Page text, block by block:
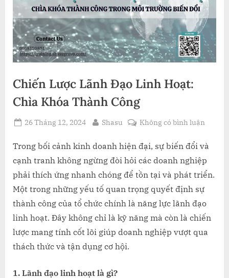
Chiến Lược Lãnh Đạo Linh Hoạt:
Chìa Khóa Thành Công
Posted
26 Tháng 12, 2024 By
Shasu Không có bình luậnở
Lược
Đạo
Linh
Hoạt:
Chìa
Khóa
Trong bối cảnh kinh doanh hiện đại, sự biến đổi và
cạnh tranh không ngừng đòi hỏi các doanh nghiệp
phải thích ứng nhanh chóng để tồn tại và phát triển.
Một trong những yếu tố quan trọng quyết định sự
thành công của tổ chức chính là năng lực lãnh đạo
linh hoạt. Đây không chỉ là kỹ năng mà còn là chiến
lược mang tính cốt lõi giúp doanh nghiệp vượt qua
thách thức và tận dụng cơ hội.
1. Lãnh đạo linh hoạt là gì?